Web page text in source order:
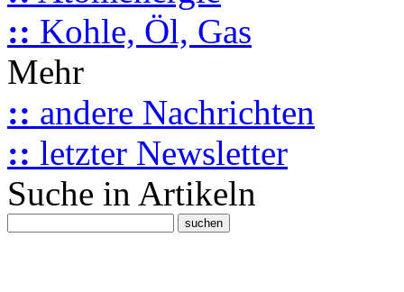
:: Kohle, Öl, Gas
Mehr
:: andere Nachrichten
:: letzter Newsletter
Suche in Artikeln